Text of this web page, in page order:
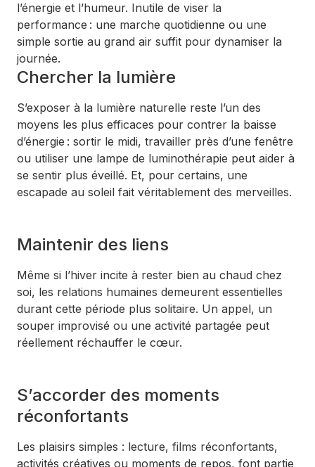
l’énergie et l’humeur. Inutile de viser la
performance : une marche quotidienne ou une
simple sortie au grand air suffit pour dynamiser la
journée.
Chercher la lumière
S’exposer à la lumière naturelle reste l’un des
moyens les plus efficaces pour contrer la baisse
d’énergie : sortir le midi, travailler près d’une fenêtre
ou utiliser une lampe de luminothérapie peut aider à
se sentir plus éveillé. Et, pour certains, une
escapade au soleil fait véritablement des merveilles.
Maintenir des liens
Même si l’hiver incite à rester bien au chaud chez
soi, les relations humaines demeurent essentielles
durant cette période plus solitaire. Un appel, un
souper improvisé ou une activité partagée peut
réellement réchauffer le cœur.
S’accorder des moments
réconfortants
Les plaisirs simples : lecture, films réconfortants,
activités créatives ou moments de repos, font partie